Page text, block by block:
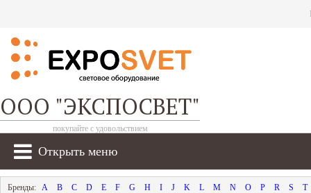
ООО "ЭКСПОСВЕТ"
покупайте с удовольствием
Открыть меню
A B C D E F G H I J K L M N O P R S T